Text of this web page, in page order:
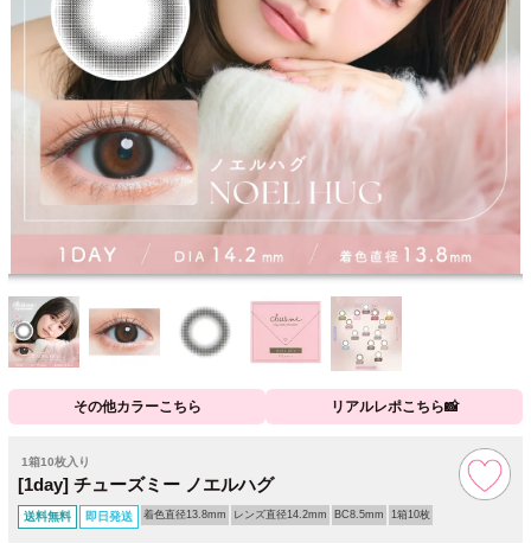
その他カラーこちら リアルレポこちら📸
1箱10枚入り
[1day] チューズミー ノエルハグ
送料無料 即日発送 着色直径13.8mm レンズ直径14.2mm BC8.5mm 1箱10枚